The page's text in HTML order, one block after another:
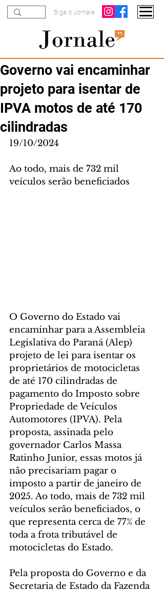
Siga o Jornale
Governo vai encaminhar
projeto para isentar de
IPVA motos de até 170
cilindradas
19/10/2024
Ao todo, mais de 732 mil
veículos serão beneficiados
O Governo do Estado vai
encaminhar para a Assembleia
Legislativa do Paraná (Alep)
projeto de lei para isentar os
proprietários de motocicletas
de até 170 cilindradas de
pagamento do Imposto sobre
Propriedade de Veículos
Automotores (IPVA). Pela
proposta, assinada pelo
governador Carlos Massa
Ratinho Junior, essas motos já
não precisariam pagar o
imposto a partir de janeiro de
2025. Ao todo, mais de 732 mil
veículos serão beneficiados, o
que representa cerca de 77% de
toda a frota tributável de
motocicletas do Estado.
Pela proposta do Governo e da
Secretaria de Estado da Fazenda